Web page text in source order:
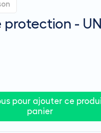
-
pour ajouter ce
panier